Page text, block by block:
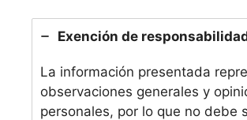
Exención de
La información presentada
observaciones generales y
personales, por lo que no debe